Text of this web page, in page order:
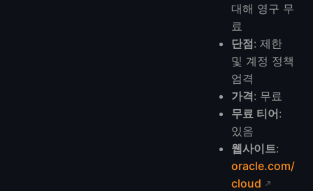
대해 영구 무
료
단점: 제한
및 계정 정책
엄격
가격: 무료
무료 티어:
있음
웹사이트:
oracle.com/
cloud